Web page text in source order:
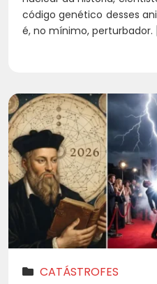
código genético desses
é, no mínimo, perturbador.
CATÁSTROFES